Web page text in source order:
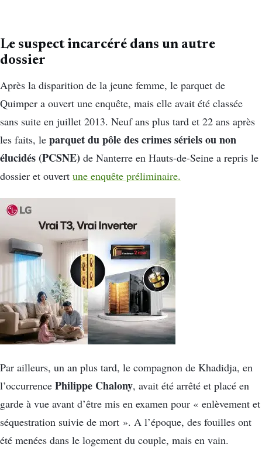
Le suspect incarcéré dans un autre
dossier
Après la disparition de la jeune femme, le parquet de
Quimper a ouvert une enquête, mais elle avait été classée
sans suite en juillet 2013. Neuf ans plus tard et 22 ans après
les faits, le parquet du pôle des crimes sériels ou non
élucidés (PCSNE) de Nanterre en Hauts-de-Seine a repris le
dossier et ouvert une enquête préliminaire.
Par ailleurs, un an plus tard, le compagnon de Khadidja, en
l’occurrence Philippe Chalony, avait été arrêté et placé en
garde à vue avant d’être mis en examen pour « enlèvement et
séquestration suivie de mort ». A l’époque, des fouilles ont
été menées dans le logement du couple, mais en vain.